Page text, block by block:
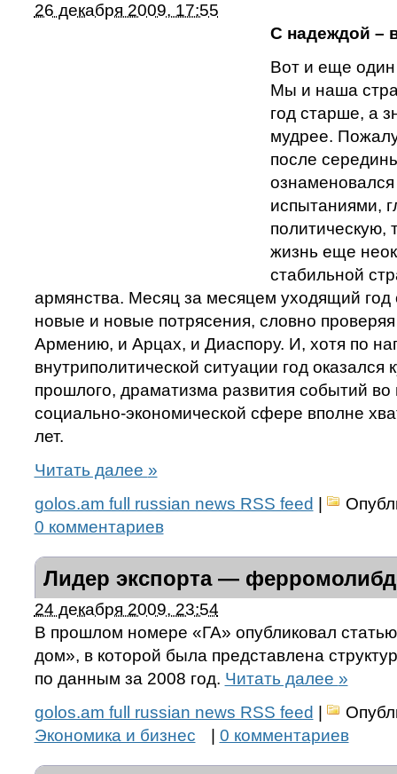
26 декабря 2009, 17:55
С надеждой –
Вот и еще один
Мы и наша
год старше, а
мудрее.
после
испытаниями,
политическую,
жизнь еще
стабильной
армянства. Месяц за месяцем уходящий
новые и новые потрясения, словно
Армению, и Арцах, и Диаспору. И, хотя по
внутриполитической ситуации год оказался
прошлого, драматизма развития событий
социально-экономической сфере вполне
лет.
Читать далее »
golos.am full russian news RSS feed
0 комментариев
Лидер экспорта —
24 декабря 2009, 23:54
В прошлом номере «ГА» опубликовал
дом», в которой была представлена
по данным за 2008 год. Читать далее »
golos.am full russian news RSS feed
Экономика и бизнес
0 комментариев